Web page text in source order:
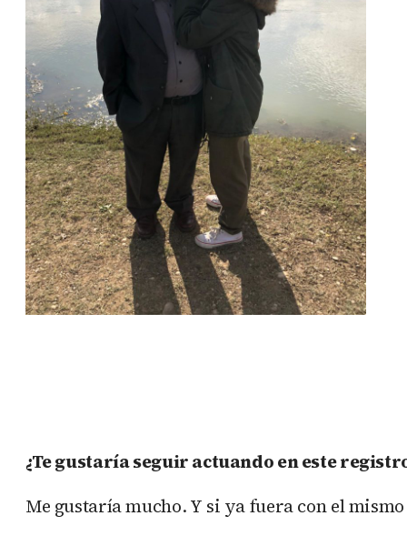
¿Te gustaría seguir actuando en este
Me gustaría mucho. Y si ya fuera con el